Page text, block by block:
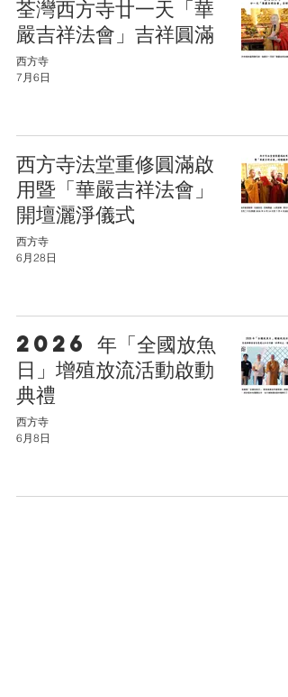
荃灣西方寺廿一天「華
嚴吉祥法會」吉祥圓滿
西方寺
7月6日
西方寺法堂重修圓滿啟
用暨「華嚴吉祥法會」
開壇灑淨儀式
西方寺
6月28日
2026 年「全國放魚
日」增殖放流活動啟動
典禮
西方寺
6月8日